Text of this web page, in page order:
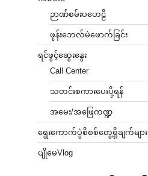
ဉာဏ်စမ်းပဟေဠိ
ဖုန်းဘေလ်မဲဖောက်ခြင်း
ရင်ဖွင့်ဆွေးနွေး
Call Center
သတင်းစကားပေးပို့ရန်
အမေး/အဖြေကဏ္ဍ
ရွေးကောက်ပွဲစိစစ်တွေ့ရှိချက်များ
ပျိုမေVlog